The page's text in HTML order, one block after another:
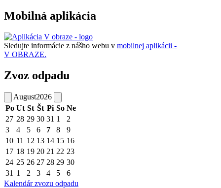
Mobilná aplikácia
Sledujte informácie z nášho webu v mobilnej aplikácii -
V OBRAZE.
Zvoz odpadu
August2026
Po Ut St Št Pi So Ne
27 28 29 30 31 1
2
3
4 5 6 7 8
9
10 11 12 13 14 15 16
17 18 19 20 21 22 23
24 25 26 27 28 29 30
31 1 2 3 4 5
6
Kalendár zvozu odpadu